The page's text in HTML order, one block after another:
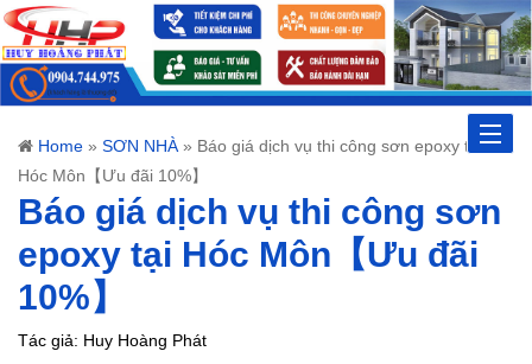
Toggle
Home » SƠN NHÀ» Báo giá dịch vụ thi công sơn epoxy tại
Hóc Môn【Ưu đãi 10%】
Báo giá dịch vụ thi công sơn
epoxy tại Hóc Môn【Ưu đãi
10%】
Tác giả: Huy Hoàng Phát